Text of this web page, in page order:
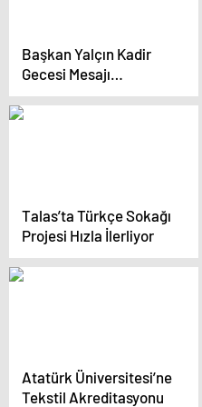
Başkan Yalçın Kadir
Gecesi Mesajı
Yayımladı
Talas’ta Türkçe Sokağı
Projesi Hızla İlerliyor
Atatürk Üniversitesi’ne
Tekstil Akreditasyonu